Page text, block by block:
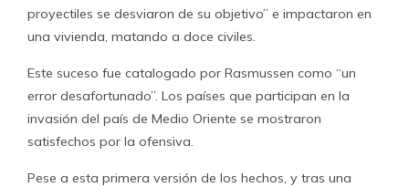
proyectiles se desviaron de su objetivo” e impactaron en
una vivienda, matando a doce civiles.
Este suceso fue catalogado por Rasmussen como “un
error desafortunado”. Los países que participan en la
invasión del país de Medio Oriente se mostraron
satisfechos por la ofensiva.
Pese a esta primera versión de los hechos, y tras una